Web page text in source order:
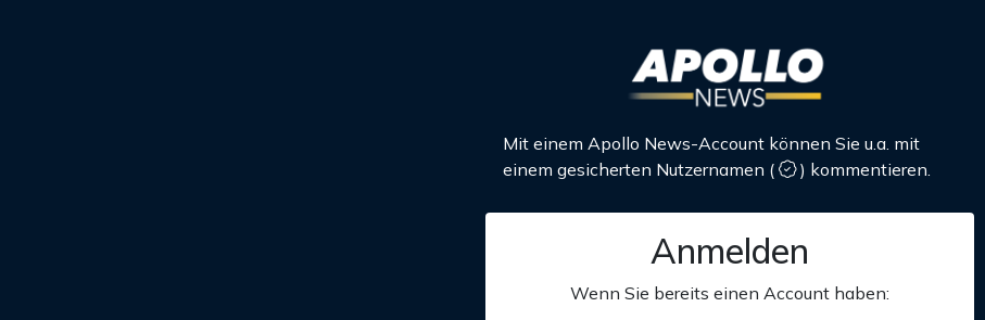
Mit einem Apollo News-Account können Sie u.a. mit
einem gesicherten Nutzernamen ( ) kommentieren.
Anmelden
Wenn Sie bereits einen Account haben: